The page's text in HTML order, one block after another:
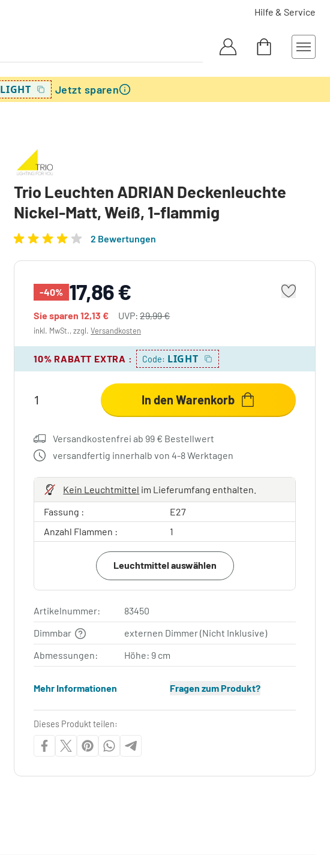
Hilfe & Service
LIGHT Jetzt sparen
Trio Leuchten ADRIAN Deckenleuchte
Nickel-Matt, Weiß, 1-flammig
2 Bewertungen
-40% 17,86 €
Sie sparen12,13 € UVP:29,99 €
inkl. MwSt., zzgl.Versandkosten
10% RABATT EXTRA : Code: LIGHT
In den Warenkorb
Versandkostenfrei ab 99 € Bestellwert
versandfertig innerhalb von 4-8 Werktagen
Kein Leuchtmittel im Lieferumfang enthalten.
Fassung :
E27
Anzahl Flammen :
1
Leuchtmittel auswählen
Artikelnummer:
83450
Dimmbar
externen Dimmer (Nicht Inklusive)
Abmessungen:
Höhe: 9 cm
Mehr Informationen Fragen zum Produkt?
Dieses Produkt teilen: